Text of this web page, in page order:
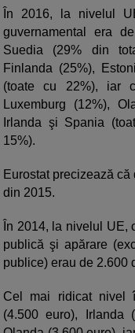
În 2016, la nivelul
guvernamental era
Suedia (29% din
Finlanda (25%),
(toate cu 22%), iar
Luxemburg (12%),
Irlanda şi Spania
15%).
Eurostat precizează
din 2015.
În 2014, la nivelul UE,
publică şi apărare
publice) erau de 2.600
Cel mai ridicat nivel
(4.500 euro), Irlanda